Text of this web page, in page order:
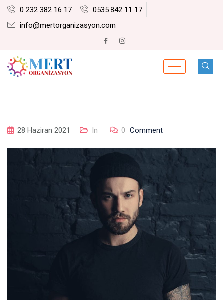
0 232 382 16 17
0535 842 11 17
info@mertorganizasyon.com
28 Haziran 2021 In 0 Comment